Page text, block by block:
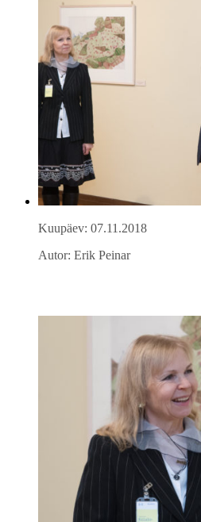
Kuupäev: 07.11.2018
Autor: Erik Peinar